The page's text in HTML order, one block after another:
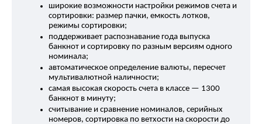
широкие возможности настройки режимов счета и
сортировки: размер пачки, емкость лотков,
режимы сортировки;
поддерживает распознавание года выпуска
банкнот и сортировку по разным версиям одного
номинала;
автоматическое определение валюты, пересчет
мультивалютной наличности;
самая высокая скорость счета в классе — 1300
банкнот в минуту;
считывание и сравнение номиналов, серийных
номеров, сортировка по ветхости на скорости до